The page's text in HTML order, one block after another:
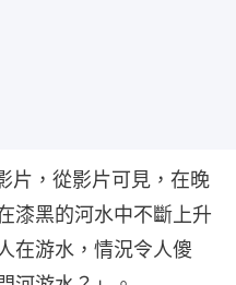
片，從影片可見，在晚
漆黑的河水中不斷上升
在游水，情況令人傻